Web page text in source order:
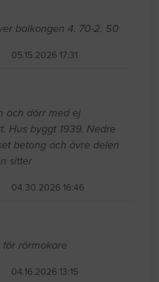
balkongen 4. 70-2. 50
05.15.2026 17:31
och dörr med ej
Hus byggt 1939. Nedre
betong och övre delen
sitter
04.30.2026 16:46
rörmokare
04.16.2026 13:15